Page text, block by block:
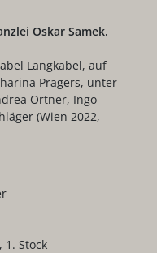
Oskar Samek.
Langkabel, auf
Pragers, unter
Ortner, Ingo
(Wien 2022,
1. Stock